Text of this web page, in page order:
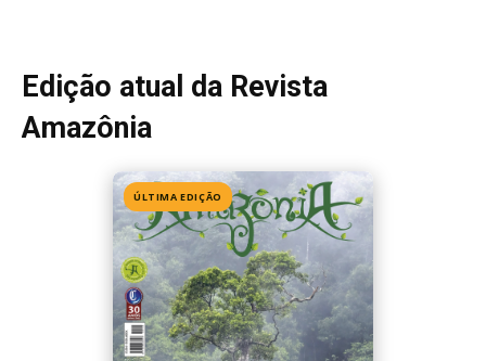
Edição 155· Julho 2026
📖 Ler agora